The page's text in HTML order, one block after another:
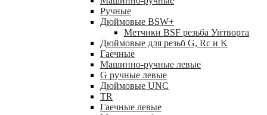
Ручные
Дюймовые BSW+
Метчики BSF резьба Уитворта
Дюймовые для резьб G, Rc и K
Гаечные
Машинно-ручные левые
G ручные левые
Дюймовые UNC
TR
Гаечные левые